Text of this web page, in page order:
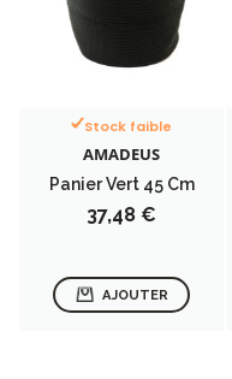
Stock faible
AMADEUS
Panier Vert 45 Cm
Prix
37,48 €
AJOUTER